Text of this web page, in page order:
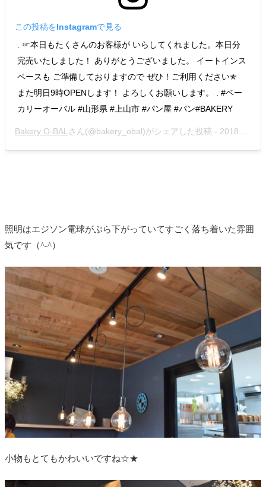
この投稿をInstagramで見る
. ☞本日もたくさんのお客様が いらしてくれました。本日分
完売いたしました！ ありがとうございました。 イートインス
ペースも ご準備しておりますので ぜひ！ご利用ください✯ 
また明日9時OPENします！ よろしくお願いします。 . #ベー
カリーオーバル #山形県 #上山市 #パン屋 #パン#BAKERY 
Bakery O-BAL さん(@bakery_obal)がシェアした投稿 - 2018年 5月月2日午後8時40分PDT
照明はエジソン電球がぶら下がっていてすごく落ち着いた雰囲
気です（^-^）
小物もとてもかわいいですね☆★